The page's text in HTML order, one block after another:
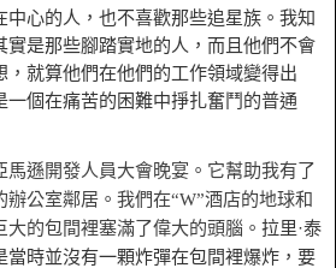
中心的人，也不喜歡那些追星族。我知
實是那些腳踏實地的人，而且他們不會
，就算他們在他們的工作領域變得出
一個在痛苦的困難中掙扎奮鬥的普通
馬遜開發人員大會晚宴。它幫助我有了
公室鄰居。我們在“W”酒店的地球和
的包間裡塞滿了偉大的頭腦。 拉里·泰
當時並沒有一顆炸彈在包間裡爆炸，要